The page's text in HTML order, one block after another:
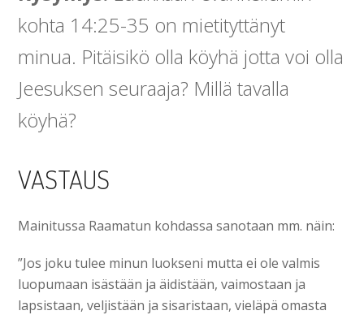
kohta 14:25-35 on mietityttänyt
minua. Pitäisikö olla köyhä jotta voi olla
Jeesuksen seuraaja? Millä tavalla
köyhä?
VASTAUS
Mainitussa Raamatun kohdassa sanotaan mm. näin:
”Jos joku tulee minun luokseni mutta ei ole valmis
luopumaan isästään ja äidistään, vaimostaan ja
lapsistaan, veljistään ja sisaristaan, vieläpä omasta